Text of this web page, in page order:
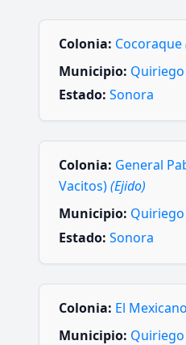
Colonia: Cocoraque
Municipio: Quiriego
Estado: Sonora
Colonia: General
Vacitos)(Ejido)
Municipio: Quiriego
Estado: Sonora
Colonia: El Mexicano
Municipio: Quiriego